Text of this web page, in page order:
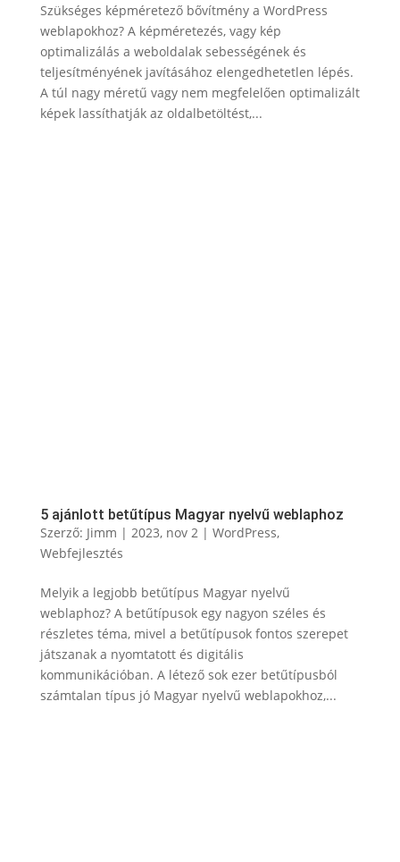
Szükséges képméretező bővítmény a WordPress
weblapokhoz? A képméretezés, vagy kép
optimalizálás a weboldalak sebességének és
teljesítményének javításához elengedhetetlen lépés.
A túl nagy méretű vagy nem megfelelően optimalizált
képek lassíthatják az oldalbetöltést,...
5 ajánlott betűtípus Magyar nyelvű weblaphoz
Szerző: Jimm | 2023, nov 2| WordPress,
Webfejlesztés
Melyik a legjobb betűtípus Magyar nyelvű
weblaphoz? A betűtípusok egy nagyon széles és
részletes téma, mivel a betűtípusok fontos szerepet
játszanak a nyomtatott és digitális
kommunikációban. A létező sok ezer betűtípusból
számtalan típus jó Magyar nyelvű weblapokhoz,...